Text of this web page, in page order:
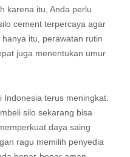
karena itu, Anda perlu
cement terpercaya agar
itu, perawatan rutin
juga menentukan umur
terus meningkat.
silo sekarang bisa
daya saing
ragu memilih penyedia